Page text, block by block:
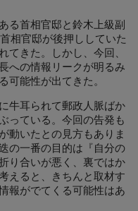
る首相官邸と鈴木上級副
相官邸が後押ししていた
てきた。しかし、今回、
への情報リークが明るみ
可能性が出てきた。
牛耳られて郵政人脈ばか
っている。今回の告発も
動いたとの見方もありま
の一番の目的は『自分の
り合いが悪く、裏ではか
えると、きちんと取材す
報がでてくる可能性はあ